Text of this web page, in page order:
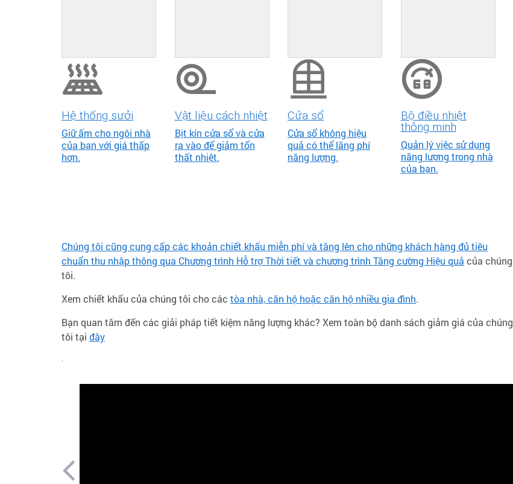
Hệ thống sưởi
Giữ ấm cho ngôi nhà
của bạn với giá thấp
hơn.
Vật liệu cách nhiệt
Bịt kín cửa sổ và cửa
ra vào để giảm tổn
thất nhiệt.
Cửa sổ
Cửa sổ không hiệu
quả có thể lãng phí
năng lượng.
Bộ điều nhiệt
thông minh
Quản lý việc sử dụng
năng lượng trong nhà
của bạn.
Chúng tôi cũng cung cấp các khoản chiết khấu miễn phí và tăng lên cho những khách hàng đủ tiêu
chuẩn thu nhập thông qua Chương trình Hỗtrợ Thời tiết và chương trình Tăng cường Hiệu quả của chúng
tôi.
Xem chiết khấu của chúng tôi cho các tòa nhà, căn hộ hoặc căn hộ nhiều gia đình.
Bạn quan tâm đến các giải pháp tiết kiệm năng lượng khác? Xem toàn bộ danh sách giảm giá của chúng
tôi tại đây
.